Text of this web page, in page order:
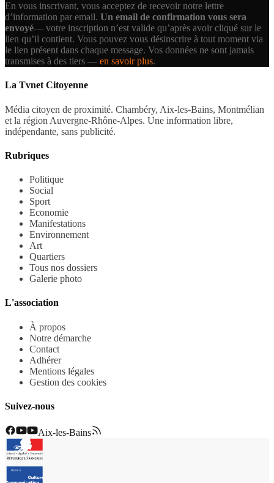
En vous inscrivant, vous acceptez de recevoir notre lettre
d’information par email. Un email de confirmation vous sera
envoyé— votre inscription n’est valide qu’après avoir cliqué sur le
lien qu’il contient. Vous pouvez vous désinscrire à tout moment via
le lien présent dans chaque message. Vos données ne sont jamais
transmises à des tiers — en savoir plus.
La Tvnet Citoyenne
Média citoyen de proximité. Chambéry, Aix-les-Bains, Montmélian
et la région Auvergne-Rhône-Alpes. Une information libre,
indépendante, sans publicité.
Rubriques
Politique
Social
Sport
Economie
Manifestations
Environnement
Art
Quartiers
Tous nos dossiers
Galerie photo
L'association
À propos
Notre démarche
Contact
Adhérer
Mentions légales
Gestion des cookies
Suivez-nous
Aix-les-Bains